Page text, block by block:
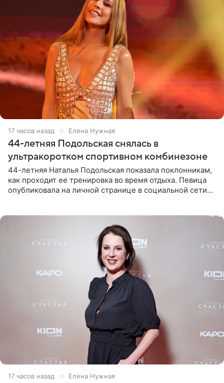
17 часов назад Елена Нужная
44-летняя Подольская снялась в
ультракоротком спортивном комбинезоне
44-летняя Наталья Подольская показала поклонникам,
как проходит ее тренировка во время отдыха. Певица
опубликовала на личной странице в социальной сети
17 часов назад Елена Нужная